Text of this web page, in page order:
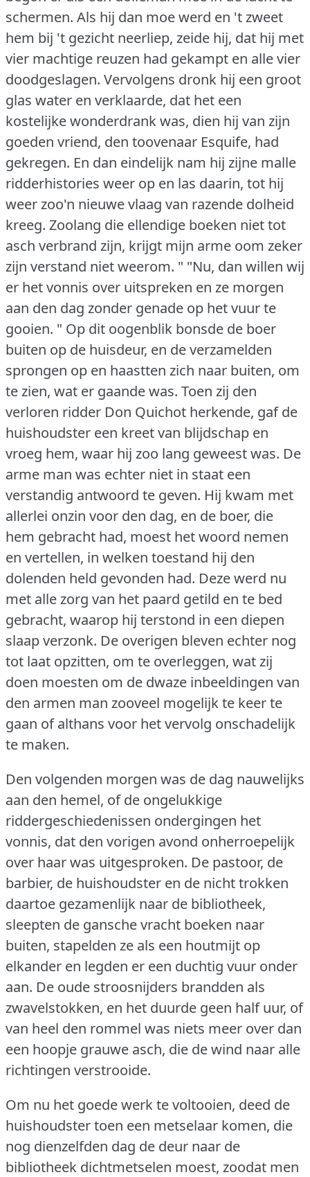
schermen. Als hij dan moe werd en 't zweet
hem bij 't gezicht neerliep, zeide hij, dat hij met
vier machtige reuzen had gekampt en alle vier
doodgeslagen. Vervolgens dronk hij een groot
glas water en verklaarde, dat het een
kostelijke wonderdrank was, dien hij van zijn
goeden vriend, den toovenaar Esquife, had
gekregen. En dan eindelijk nam hij zijne malle
ridderhistories weer op en las daarin, tot hij
weer zoo'n nieuwe vlaag van razende dolheid
kreeg. Zoolang die ellendige boeken niet tot
asch verbrand zijn, krijgt mijn arme oom zeker
zijn verstand niet weerom. " "Nu, dan willen wij
er het vonnis over uitspreken en ze morgen
aan den dag zonder genade op het vuur te
gooien. " Op dit oogenblik bonsde de boer
buiten op de huisdeur, en de verzamelden
sprongen op en haastten zich naar buiten, om
te zien, wat er gaande was. Toen zij den
verloren ridder Don Quichot herkende, gaf de
huishoudster een kreet van blijdschap en
vroeg hem, waar hij zoo lang geweest was. De
arme man was echter niet in staat een
verstandig antwoord te geven. Hij kwam met
allerlei onzin voor den dag, en de boer, die
hem gebracht had, moest het woord nemen
en vertellen, in welken toestand hij den
dolenden held gevonden had. Deze werd nu
met alle zorg van het paard getild en te bed
gebracht, waarop hij terstond in een diepen
slaap verzonk. De overigen bleven echter nog
tot laat opzitten, om te overleggen, wat zij
doen moesten om de dwaze inbeeldingen van
den armen man zooveel mogelijk te keer te
gaan of althans voor het vervolg onschadelijk
te maken.
Den volgenden morgen was de dag nauwelijks
aan den hemel, of de ongelukkige
riddergeschiedenissen ondergingen het
vonnis, dat den vorigen avond onherroepelijk
over haar was uitgesproken. De pastoor, de
barbier, de huishoudster en de nicht trokken
daartoe gezamenlijk naar de bibliotheek,
sleepten de gansche vracht boeken naar
buiten, stapelden ze als een houtmijt op
elkander en legden er een duchtig vuur onder
aan. De oude stroosnijders brandden als
zwavelstokken, en het duurde geen half uur, of
van heel den rommel was niets meer over dan
een hoopje grauwe asch, die de wind naar alle
richtingen verstrooide.
Om nu het goede werk te voltooien, deed de
huishoudster toen een metselaar komen, die
nog dienzelfden dag de deur naar de
bibliotheek dichtmetselen moest, zoodat men